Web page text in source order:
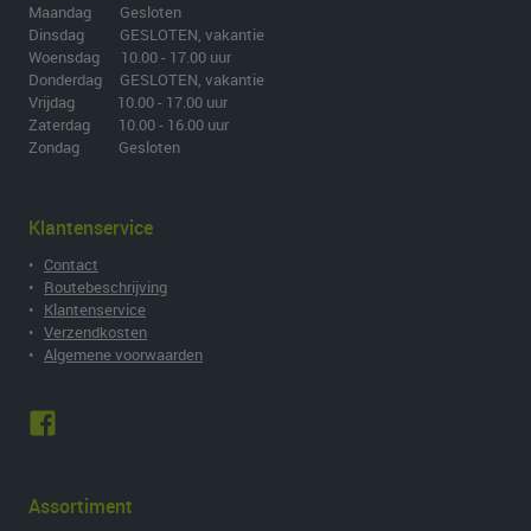
Maandag Gesloten
Dinsdag GESLOTEN, vakantie
Woensdag 10.00 - 17.00 uur
Donderdag GESLOTEN, vakantie
Vrijdag 10.00 - 17.00 uur
Zaterdag 10.00 - 16.00 uur
Zondag Gesloten
Klantenservice
• Contact
• Routebeschrijving
• Klantenservice
• Verzendkosten
• Algemene voorwaarden
Assortiment